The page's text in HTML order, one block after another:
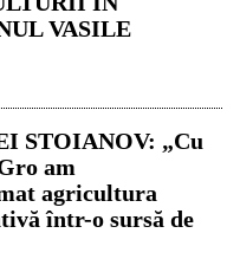
VASILE
STOIANOV: „Cu
am
agricultura
într-o sursă de